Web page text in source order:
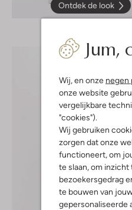
Jum,
Wij, en onze negen
onze website
vergelijkbare
"cookies").
Wij gebruiken
zorgen dat onze
functioneert, om
te slaan, om inzicht
bezoekersgedrag
te bouwen van
gepersonaliseerde
Ontdek de look